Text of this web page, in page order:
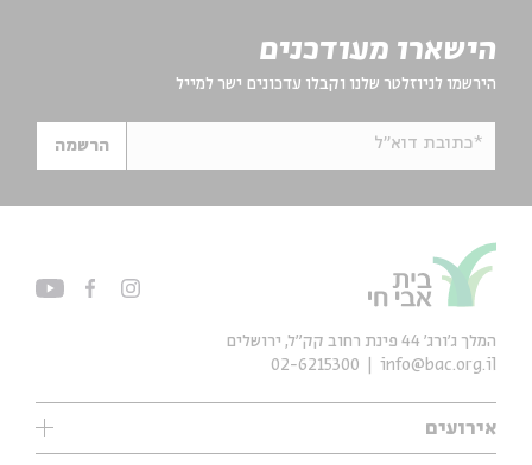
הישארו מעודכנים
הירשמו לניוזלטר שלנו וקבלו עדכונים ישר למייל
*כתובת דוא"ל הרשמה
אירועים
עיון
המלך ג'ורג' 44 פינת רחוב קק״ל, ירושלים
info@bac.org.il
02-6215300